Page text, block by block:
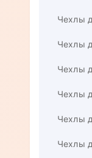
Чехлы
Чехлы
Чехлы
Чехлы
Чехлы
Чехлы